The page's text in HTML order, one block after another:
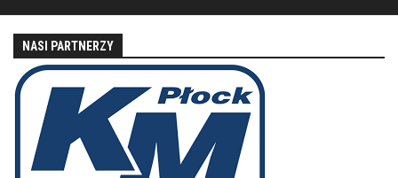
NASI PARTNERZY